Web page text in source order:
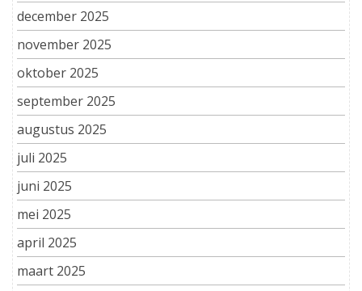
december 2025
november 2025
oktober 2025
september 2025
augustus 2025
juli 2025
juni 2025
mei 2025
april 2025
maart 2025